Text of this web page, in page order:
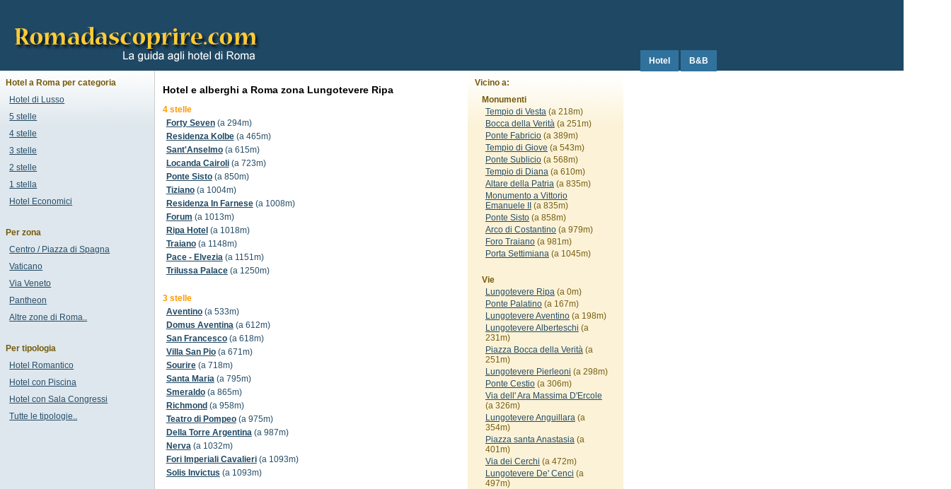
Hotel B&B
Hotel e alberghi a Roma zona Lungotevere Ripa
4 stelle
Forty Seven(a 294m)
Residenza Kolbe(a 465m)
Sant'Anselmo(a 615m)
Locanda Cairoli(a 723m)
Ponte Sisto(a 850m)
Tiziano(a 1004m)
Residenza In Farnese(a 1008m)
Forum (a 1013m)
Ripa Hotel (a 1018m)
Traiano(a 1148m)
Pace - Elvezia(a 1151m)
Trilussa Palace(a 1250m)
3 stelle
Aventino(a 533m)
Domus Aventina(a 612m)
San Francesco(a 618m)
Villa San Pio(a 671m)
Sourire(a 718m)
Santa Maria(a 795m)
Smeraldo(a 865m)
Richmond (a 958m)
Teatro di Pompeo(a 975m)
Della Torre Argentina(a 987m)
Nerva(a 1032m)
Fori Imperiali Cavalieri(a 1093m)
Solis Invictus (a 1093m)
Vicino a:
Monumenti
Tempio di Vesta(a 218m)
Bocca della Verità(a 251m)
Ponte Fabricio(a 389m)
Tempio di Giove (a 543m)
Ponte Sublicio(a 568m)
Tempio di Diana(a 610m)
Altare della Patria(a 835m)
Monumento a Vittorio
Emanuele II
(a 835m)
Ponte Sisto(a 858m)
Arco di Costantino(a 979m)
Foro Traiano(a 981m)
Porta Settimiana(a 1045m)
Vie
Lungotevere Ripa(a 0m)
Ponte Palatino(a 167m)
Lungotevere Aventino(a 198m)
Lungotevere Alberteschi (a
231m)
Piazza Bocca della Verità(a
251m)
Lungotevere Pierleoni (a 298m)
Ponte Cestio(a 306m)
Via dell' Ara Massima D'Ercole
(a 326m)
Lungotevere Anguillara(a
354m)
Piazza santa Anastasia(a
401m)
Via dei Cerchi (a 472m)
Lungotevere De' Cenci (a
497m)
Hotel a Roma per categoria
Hotel di Lusso
5 stelle
4 stelle
3 stelle
2 stelle
1 stella
Hotel Economici
Per zona
Centro / Piazza di Spagna
Vaticano
Via Veneto
Pantheon
Altre zone di Roma..
Per tipologia
Hotel Romantico
Hotel con Piscina
Hotel con Sala Congressi
Tutte le tipologie..